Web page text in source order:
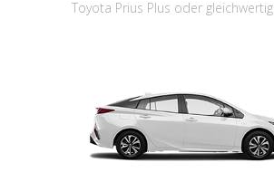
Toyota Prius Plus oder gleichwertig